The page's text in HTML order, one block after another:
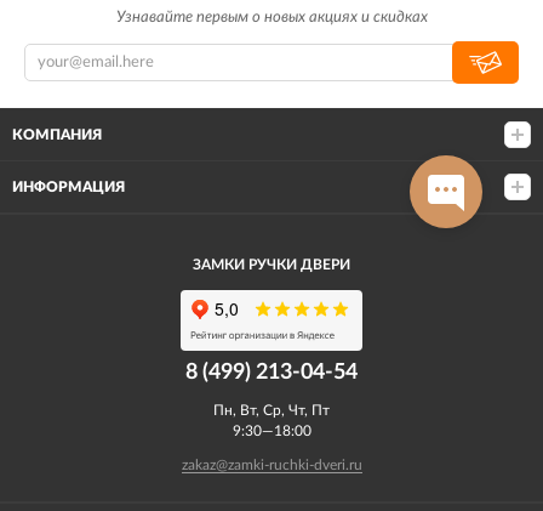
Узнавайте первым о новых акциях и скидках
КОМПАНИЯ
ИНФОРМАЦИЯ
ЗАМКИ РУЧКИ ДВЕРИ
8 (499) 213-04-54​
Пн, Вт, Ср, Чт, Пт
9:30—18:00
zakaz@zamki-ruchki-dveri.ru